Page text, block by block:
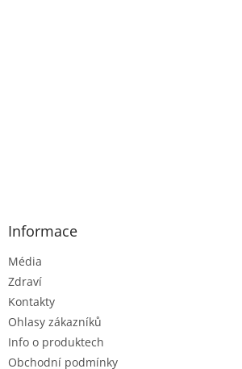
Informace
Média
Zdraví
Kontakty
Ohlasy zákazníků
Info o produktech
Obchodní podmínky